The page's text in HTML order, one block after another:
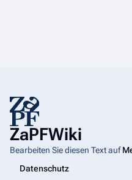
ZaPFWiki
Bearbeiten Sie diesen Text auf
Datenschutz